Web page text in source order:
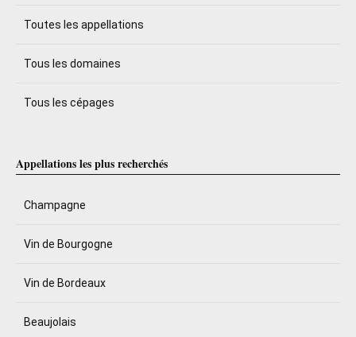
Toutes les appellations
Tous les domaines
Tous les cépages
Appellations les plus recherchés
Champagne
Vin de Bourgogne
Vin de Bordeaux
Beaujolais